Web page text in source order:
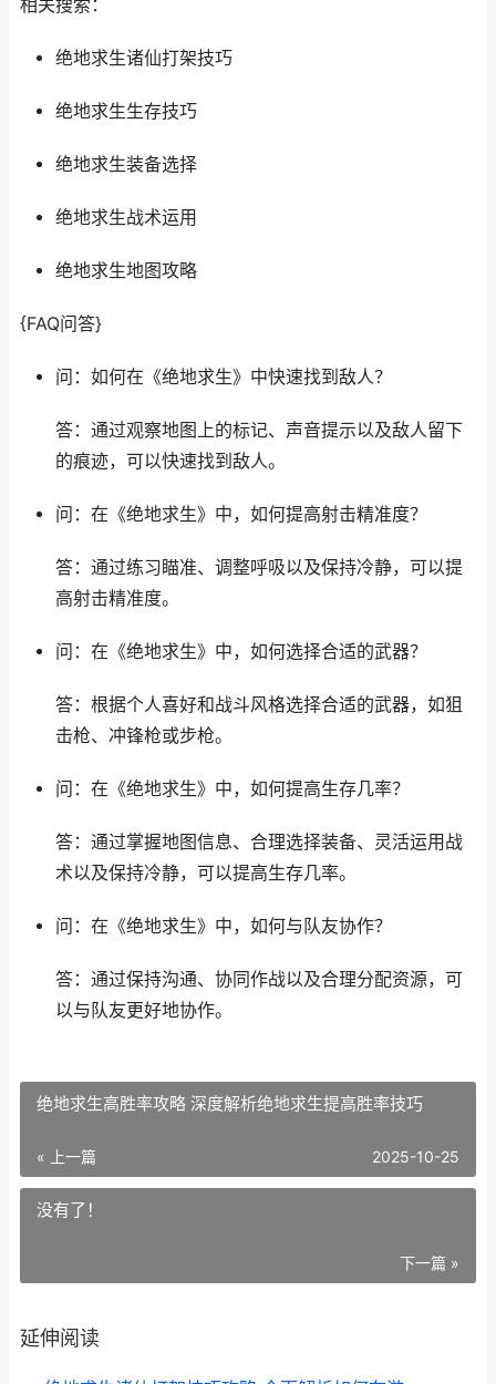
相关搜索：
绝地求生诸仙打架技巧
绝地求生生存技巧
绝地求生装备选择
绝地求生战术运用
绝地求生地图攻略
{FAQ问答}
问：如何在《绝地求生》中快速找到敌人？
答：通过观察地图上的标记、声音提示以及敌人留下
的痕迹，可以快速找到敌人。
问：在《绝地求生》中，如何提高射击精准度？
答：通过练习瞄准、调整呼吸以及保持冷静，可以提
高射击精准度。
问：在《绝地求生》中，如何选择合适的武器？
答：根据个人喜好和战斗风格选择合适的武器，如狙
击枪、冲锋枪或步枪。
问：在《绝地求生》中，如何提高生存几率？
答：通过掌握地图信息、合理选择装备、灵活运用战
术以及保持冷静，可以提高生存几率。
问：在《绝地求生》中，如何与队友协作？
答：通过保持沟通、协同作战以及合理分配资源，可
以与队友更好地协作。
绝地求生高胜率攻略 深度解析绝地求生提高胜率技巧
« 上一篇 2025-10-25
没有了！
下一篇 »
延伸阅读